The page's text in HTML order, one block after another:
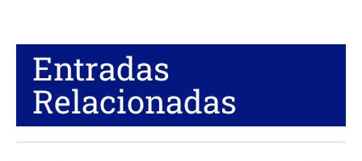
Entradas
Relacionadas